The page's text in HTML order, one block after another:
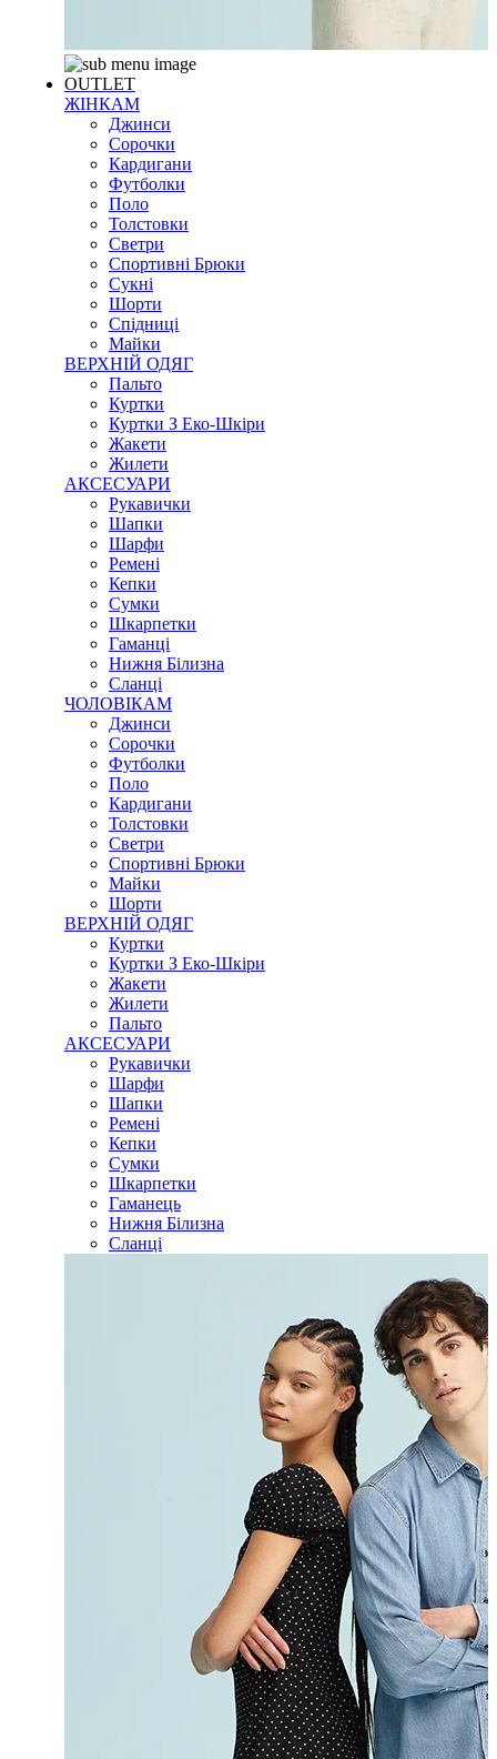
OUTLET
ЖІНКАМ
Джинси
Сорочки
Кардигани
Футболки
Поло
Толстовки
Светри
Спортивні Брюки
Сукні
Шорти
Спідниці
Майки
ВЕРХНІЙ ОДЯГ
Пальто
Куртки
Куртки З Еко-Шкіри
Жакети
Жилети
АКСЕСУАРИ
Рукавички
Шапки
Шарфи
Ремені
Кепки
Сумки
Шкарпетки
Гаманці
Нижня Білизна
Сланці
ЧОЛОВІКАМ
Джинси
Сорочки
Футболки
Поло
Кардигани
Толстовки
Светри
Спортивні Брюки
Майки
Шорти
ВЕРХНІЙ ОДЯГ
Куртки
Куртки З Еко-Шкіри
Жакети
Жилети
Пальто
АКСЕСУАРИ
Рукавички
Шарфи
Шапки
Ремені
Кепки
Сумки
Шкарпетки
Гаманець
Нижня Білизна
Сланці